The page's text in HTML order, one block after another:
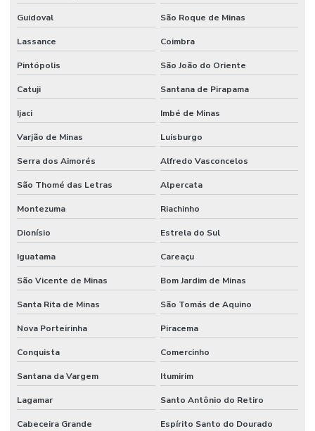
Guidoval São Roque de Minas
Lassance Coimbra
Pintópolis São João do Oriente
Catuji Santana de Pirapama
Ijaci Imbé de Minas
Varjão de Minas Luisburgo
Serra dos Aimorés Alfredo Vasconcelos
São Thomé das Letras Alpercata
Montezuma Riachinho
Dionísio Estrela do Sul
Iguatama Careaçu
São Vicente de Minas Bom Jardim de Minas
Santa Rita de Minas São Tomás de Aquino
Nova Porteirinha Piracema
Conquista Comercinho
Santana da Vargem Itumirim
Lagamar Santo Antônio do Retiro
Cabeceira Grande Espírito Santo do Dourado